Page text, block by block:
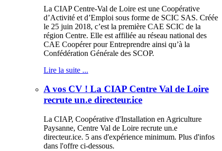
La CIAP Centre-Val de Loire est une Coopérative
d’Activité et d’Emploi sous forme de SCIC SAS. Créée
le 25 juin 2018, c’est la première CAE SCIC de la
région Centre. Elle est affiliée au réseau national des
CAE Coopérer pour Entreprendre ainsi qu’à la
Confédération Générale des SCOP.
Lire la suite ...
A vos CV ! La CIAP Centre Val de Loire
recrute un.e directeur.ice
La CIAP, Coopérative d'Installation en Agriculture
Paysanne, Centre Val de Loire recrute un.e
directeur.ice. 5 ans d'expérience minimum. Plus d'infos
dans l'offre ci-dessous.